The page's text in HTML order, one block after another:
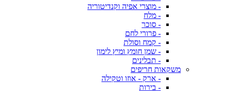
- מוצרי אפיה וקנדיטוריה
- מלח
- סוכר
- פרורי לחם
- קמח וסולת
- שמן חומץ ומיץ לימון
- תבלינים
משקאות חריפים
- ארק - אוזו וטקילה
- בירות